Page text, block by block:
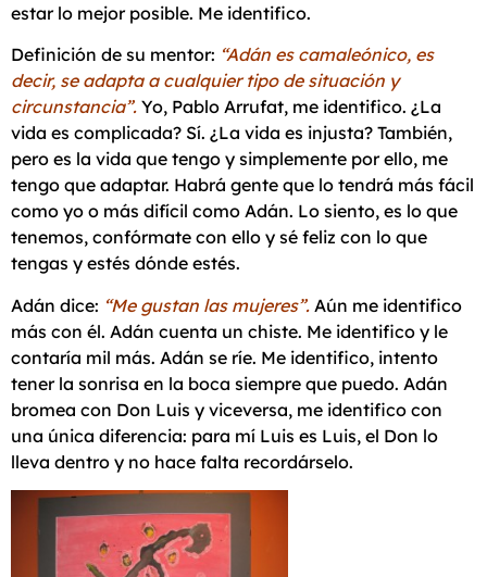
estar lo mejor posible. Me identifico.
Definición de su mentor: “Adán es camaleónico, es
decir, se adapta a cualquier tipo de situación y
circunstancia”. Yo, Pablo Arrufat, me identifico. ¿La
vida es complicada? Sí. ¿La vida es injusta? También,
pero es la vida que tengo y simplemente por ello, me
tengo que adaptar. Habrá gente que lo tendrá más fácil
como yo o más difícil como Adán. Lo siento, es lo que
tenemos, confórmate con ello y sé feliz con lo que
tengas y estés dónde estés.
Adán dice: “Me gustan las mujeres”. Aún me identifico
más con él. Adán cuenta un chiste. Me identifico y le
contaría mil más. Adán se ríe. Me identifico, intento
tener la sonrisa en la boca siempre que puedo. Adán
bromea con Don Luis y viceversa, me identifico con
una única diferencia: para mí Luis es Luis, el Don lo
lleva dentro y no hace falta recordárselo.